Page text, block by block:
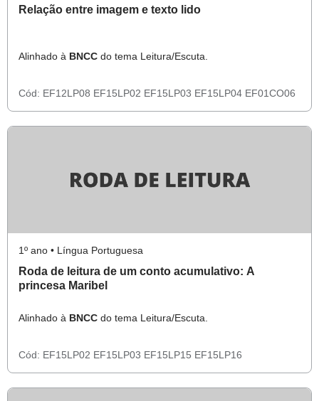
Relação entre imagem e texto lido
Alinhado à BNCC do tema Leitura/Escuta.
Cód: EF12LP08 EF15LP02 EF15LP03 EF15LP04 EF01CO06
1º ano • Língua Portuguesa
Roda de leitura de um conto acumulativo: A
princesa Maribel
Alinhado à BNCC do tema Leitura/Escuta.
Cód: EF15LP02 EF15LP03 EF15LP15 EF15LP16